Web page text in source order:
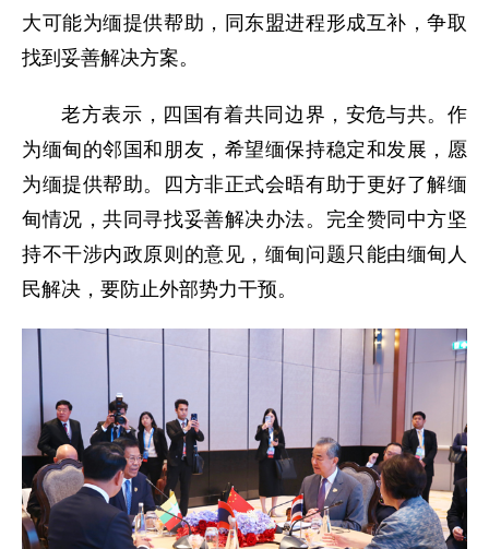
大可能为缅提供帮助，同东盟进程形成互补，争取
找到妥善解决方案。
老方表示，四国有着共同边界，安危与共。作
为缅甸的邻国和朋友，希望缅保持稳定和发展，愿
为缅提供帮助。四方非正式会晤有助于更好了解缅
甸情况，共同寻找妥善解决办法。完全赞同中方坚
持不干涉内政原则的意见，缅甸问题只能由缅甸人
民解决，要防止外部势力干预。